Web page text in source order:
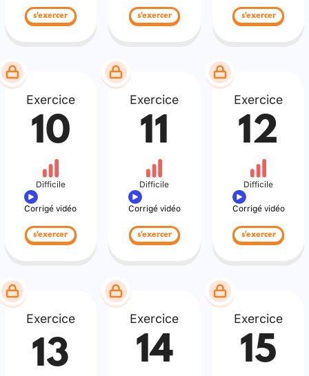
s'exercer s'exercer s'exercer
Exercice
10
Difficile
Corrigé vidéo
s'exercer
Exercice
11
Difficile
Corrigé vidéo
s'exercer
Exercice
12
Difficile
Corrigé vidéo
s'exercer
Exercice
13
Exercice
14
Exercice
15